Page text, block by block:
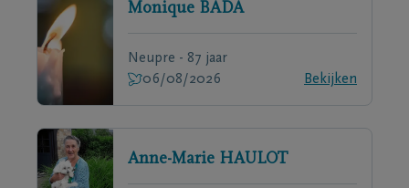
Monique BADA
Neupre - 87 jaar
06/08/2026
Bekijken
Anne-Marie HAULOT